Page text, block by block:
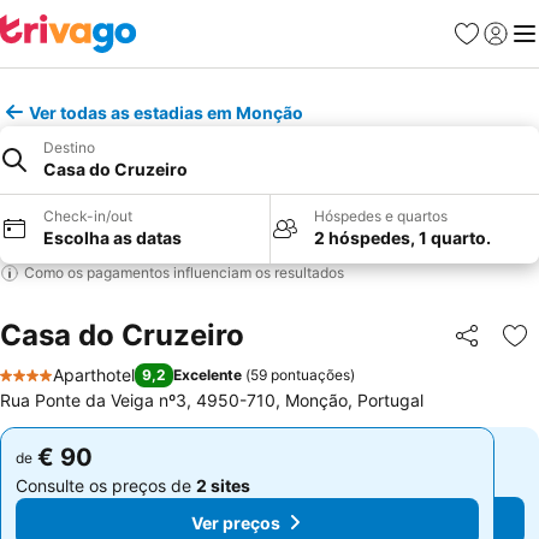
Favoritos
Iniciar
Ver todas as estadias em Monção
Destino
Casa do Cruzeiro
Check-in/out
Escolha as datas
Hóspedes e quartos
2 hóspedes, 1 quarto.
Como os pagamentos influenciam os resultados
Casa do Cruzeiro Partilhar
4 Estrelas
Aparthotel 9,2 Excelente (59 pontuações)
Rua Ponte da Veiga nº3, 4950-710, Monção, Portugal
de € 90
Consulte os preços de 2 sites
Ver preços
de € 90
Consulte os preços de 2 sites
Ver preços